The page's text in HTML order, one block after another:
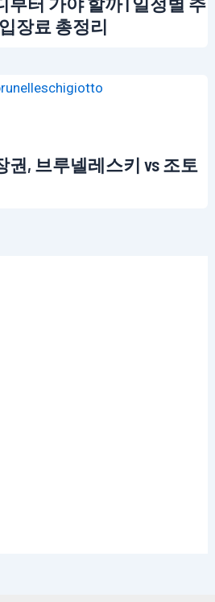
장료 총정리
권, 브루넬레스키 vs 조토